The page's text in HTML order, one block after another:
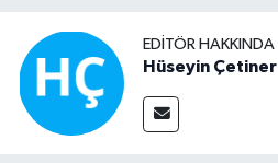
EDITÖR HAKKINDA
Hüseyin Çetiner